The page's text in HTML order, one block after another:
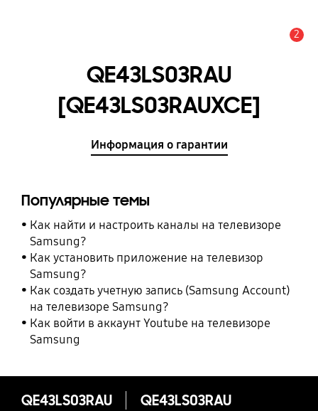
2
QE43LS03RAU
[QE43LS03RAUXCE]
Информация о гарантии
Популярные темы
Как найти и настроить каналы на телевизоре
Samsung?
Как установить приложение на телевизор
Samsung?
Как создать учетную запись (Samsung Account)
на телевизоре Samsung?
Как войти в аккаунт Youtube на телевизоре
Samsung
QE43LS03RAU QE43LS03RAU